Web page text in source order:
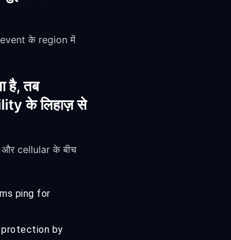
के region में
है, तब
के लिहाज़ से
cellular के बीच
ping for
protection by